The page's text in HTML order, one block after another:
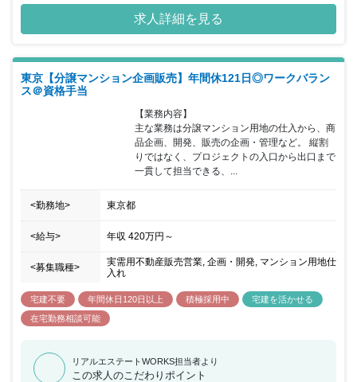
のひとつです。同時に、同社で働く一人ひとりが、ご相談者様のニ
ーズにいつでもお応えできるように、それぞれのキャリアを自由に
磨くことができ、心地よく働くことができる職場環境の構築にも力
風が吹いています。私たちは、今を新しい価値提案のチャンスとと
らえ、より多くのお客様にご満足いただける、トータルプロフェッ
ショナルカンパニーを目指します。 ■1937年創業。東京都板橋区を
拠点とした地域密着の安定企業。 ■入居率99％以上を誇るデザイン
アパートをはじめ、木造1,000棟以上、RC造500棟以上の建築実績
があります。 ■東武東上線沿いのエリアに根差し、賃貸仲介会社を
運営。ファミリーから単身者向けの物件を扱っています。 ■グルー
プ内で住宅の施工から賃貸・売買仲介、物件管理、リフォームま
で、一貫したサービスを提供しております。 ■働きやすい環境で勤
続年数の長い社員も多く、腰を据えて長期的にキャリアを積むこと
が出来ます。
求人詳細を見る
東京【分譲マンション企画販売】年間休121日◎ワークバラン
ス＠資格手当
【業務内容】
主な業務は分譲マンション用地の仕入から、商
品企画、開発、販売の企画・管理など。 縦割
りではなく、プロジェクトの入口から出口まで
一貫して担当できる、...
<勤務地> 東京都
<給与> 年収 420万円 ～
<募集職種>
実需用不動産販売営業, 企画・開発, マンション用地仕
入れ
宅建不要 年間休日120日以上 積極採用中
宅建を活かせる
在宅勤務相談可能
リアルエステートWORKS担当者より
この求人のこだわりポイント